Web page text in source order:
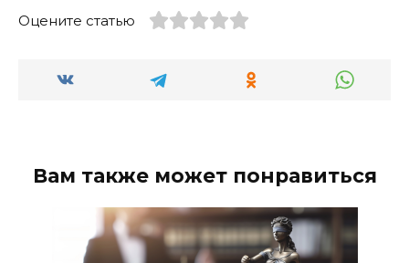
Оцените статью
Вам также может понравиться